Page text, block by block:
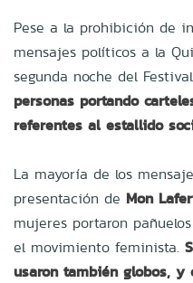
Pese a la prohibición de
mensajes políticos a la
segunda noche del
personas portando
referentes al estallido
La mayoría de los
presentación de Mon
mujeres portaron
el movimiento feminista.
usaron también globos, y